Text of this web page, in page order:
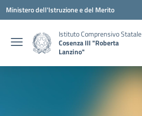
Vai ai contenuti
Vai al menu di navigazione
Vai al footer
Ministero dell'Istruzione e del Merito
Istituto Comprensivo Statale
Cosenza III "Roberta
Lanzino"